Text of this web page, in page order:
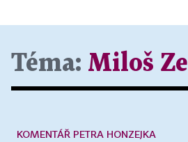
Téma: Miloš
KOMENTÁŘ PETRA HONZEJKA